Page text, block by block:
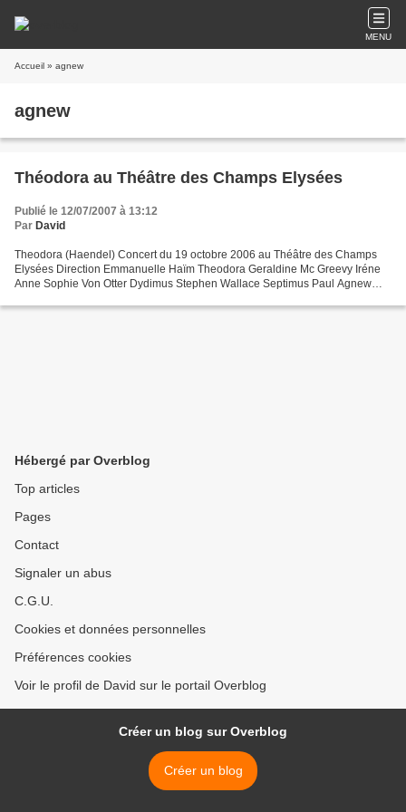
MENU
Accueil » agnew
agnew
Théodora au Théâtre des Champs Elysées
Publié le 12/07/2007 à 13:12
Par David
Theodora (Haendel) Concert du 19 octobre 2006 au Théâtre des Champs
Elysées Direction Emmanuelle Haïm Theodora Geraldine Mc Greevy Iréne
Anne Sophie Von Otter Dydimus Stephen Wallace Septimus Paul Agnew
Hébergé par Overblog
Top articles
Pages
Contact
Signaler un abus
C.G.U.
Cookies et données personnelles
Préférences cookies
Voir le profil de David sur le portail Overblog
Créer un blog sur Overblog
Créer un blog